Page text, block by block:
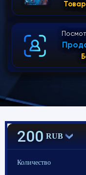
200 RUB
Количество